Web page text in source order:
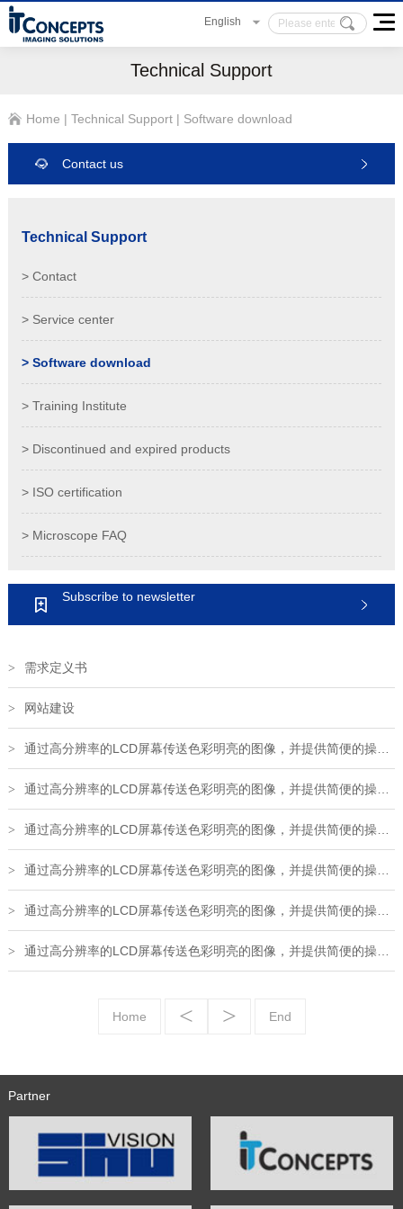
English
Technical Support
Home | Technical Support| Software download
Contact us
Technical Support
> Contact
> Service center
> Software download
> Training Institute
> Discontinued and expired products
> ISO certification
> Microscope FAQ
Subscribe to newsletter
> 需求定义书
> 网站建设
> 通过高分辨率的LCD屏幕传送色彩明亮的图像，并提供简便的操作和出色的表现如记录功能
> 通过高分辨率的LCD屏幕传送色彩明亮的图像，并提供简便的操作和出色的表现如记录功能
> 通过高分辨率的LCD屏幕传送色彩明亮的图像，并提供简便的操作和出色的表现如记录功能
> 通过高分辨率的LCD屏幕传送色彩明亮的图像，并提供简便的操作和出色的表现如记录功能
> 通过高分辨率的LCD屏幕传送色彩明亮的图像，并提供简便的操作和出色的表现如记录功能
> 通过高分辨率的LCD屏幕传送色彩明亮的图像，并提供简便的操作和出色的表现如记录功能
Home < > End
Partner